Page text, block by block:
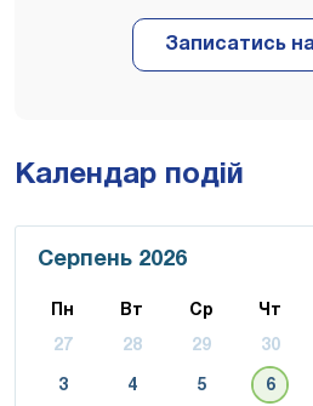
Календар подій
Серпень 2026
Пн Вт Ср Чт
27 28 29 30
3 4 5 6